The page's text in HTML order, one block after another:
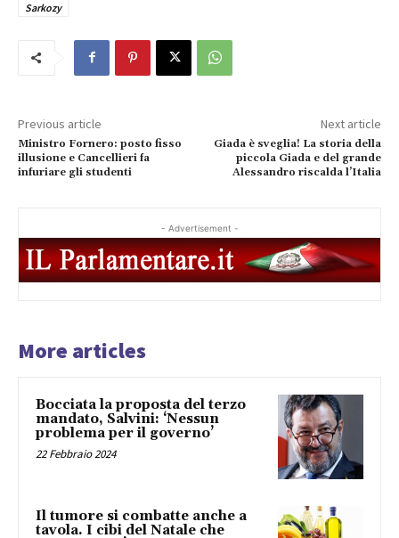
Sarkozy
Previous article
Ministro Fornero: posto fisso
illusione e Cancellieri fa
infuriare gli studenti
Next article
Giada è sveglia! La storia della
piccola Giada e del grande
Alessandro riscalda l’Italia
- Advertisement -
More articles
Bocciata la proposta del terzo
mandato, Salvini: ‘Nessun
problema per il governo’
22 Febbraio 2024
Il tumore si combatte anche a
tavola. I cibi del Natale che